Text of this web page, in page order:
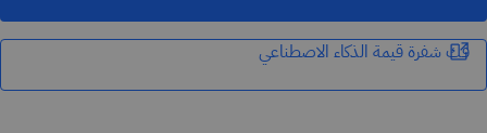
فك شفرة قيمة الذكاء الاصطناعي